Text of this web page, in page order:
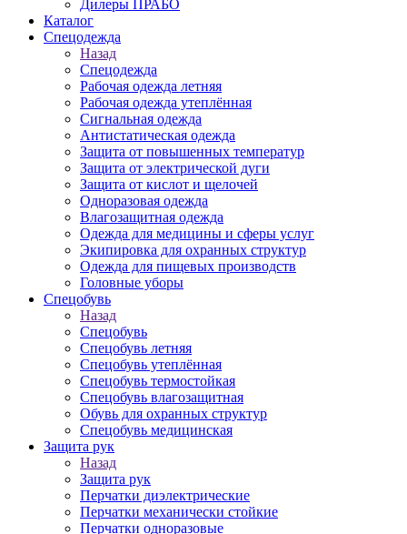
Дилеры ПРАБО
Каталог
Спецодежда
Назад
Спецодежда
Рабочая одежда летняя
Рабочая одежда утеплённая
Сигнальная одежда
Антистатическая одежда
Защита от повышенных температур
Защита от электрической дуги
Защита от кислот и щелочей
Одноразовая одежда
Влагозащитная одежда
Одежда для медицины и сферы услуг
Экипировка для охранных структур
Одежда для пищевых производств
Головные уборы
Спецобувь
Назад
Спецобувь
Спецобувь летняя
Спецобувь утеплённая
Спецобувь термостойкая
Спецобувь влагозащитная
Обувь для охранных структур
Спецобувь медицинская
Защита рук
Назад
Защита рук
Перчатки диэлектрические
Перчатки механически стойкие
Перчатки одноразовые